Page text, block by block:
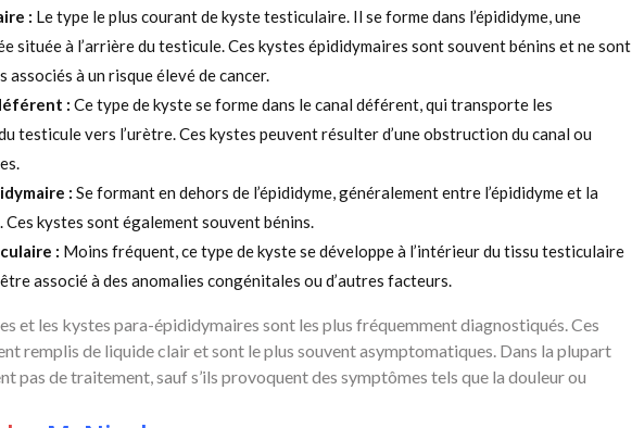
: Le type le plus courant de kyste testiculaire. Il se forme dans l’épididyme, une
située à l’arrière du testicule. Ces kystes épididymaires sont souvent bénins et ne sont
associés à un risque élevé de cancer.
: Ce type de kyste se forme dans le canal déférent, qui transporte les
testicule vers l’urètre. Ces kystes peuvent résulter d’une obstruction du canal ou
: Se formant en dehors de l’épididyme, généralement entre l’épididyme et la
Ces kystes sont également souvent bénins.
: Moins fréquent, ce type de kyste se développe à l’intérieur du tissu testiculaire
associé à des anomalies congénitales ou d’autres facteurs.
et les kystes para-épididymaires sont les plus fréquemment diagnostiqués. Ces
remplis de liquide clair et sont le plus souvent asymptomatiques. Dans la plupart
pas de traitement, sauf s’ils provoquent des symptômes tels que la douleur ou